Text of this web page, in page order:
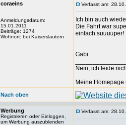
coraeins
Anmeldungsdatum:
15.01.2011
Beiträge: 1274
Wohnort: bei Kaiserslautern
Verfasst am:
Ich bin auch
Die Fahrt war
einfach suuuuper!
Gabi
Nein, ich leide
Meine Homepage
Nach oben
Werbung
Registrieren oder Einloggen,
um Werbung auszublenden
Verfasst am: